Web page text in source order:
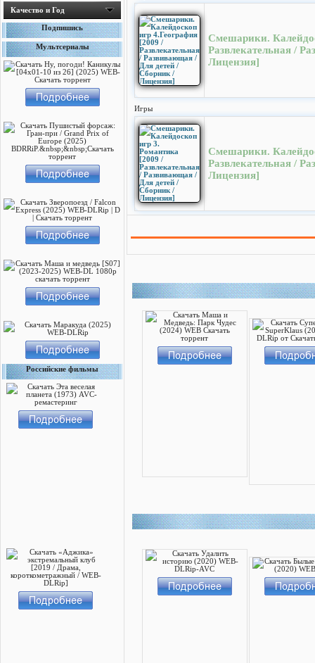
Качество и Год
Подпишись
Мультсериалы
Российские фильмы
Смешарики.
Развлекательная /
Лицензия]
Игры
Смешарики.
Развлекательная /
Лицензия]